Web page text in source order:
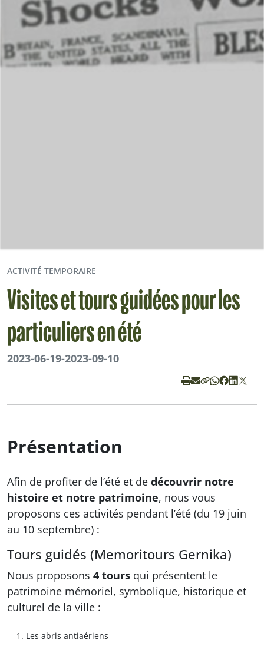
ACTIVITÉ TEMPORAIRE
Visites et tours guidées pour les
particuliers en été
2023-06-19-2023-09-10
Présentation
Afin de profiter de l’été et de découvrir notre
histoire et notre patrimoine, nous vous
proposons ces activités pendant l’été (du 19 juin
au 10 septembre) :
Tours guidés (Memoritours Gernika)
Nous proposons 4 tours qui présentent le
patrimoine mémoriel, symbolique, historique et
culturel de la ville :
Les abris antiaériens